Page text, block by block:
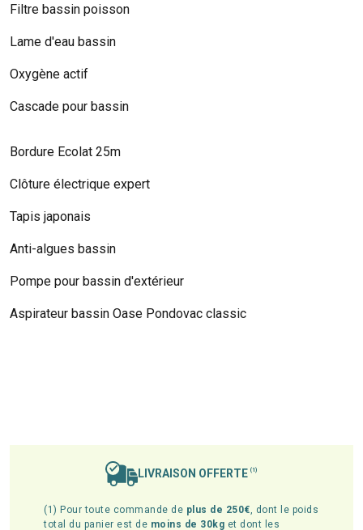
Filtre bassin poisson
Lame d'eau bassin
Oxygène actif
Cascade pour bassin
Bordure Ecolat 25m
Clôture électrique expert
Tapis japonais
Anti-algues bassin
Pompe pour bassin d'extérieur
Aspirateur bassin Oase Pondovac classic
LIVRAISON OFFERTE (1)
(1) Pour toute commande de plus de 250€, dont le poids
total du panier est de moins de 30kg et dont les